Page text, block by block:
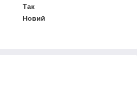
Так
Новий